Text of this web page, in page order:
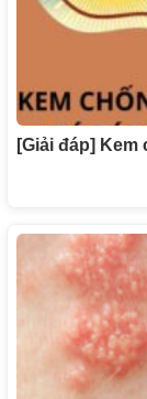
[Giải đáp]